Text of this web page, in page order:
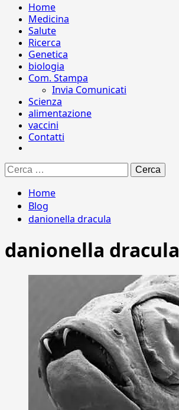
Home
Medicina
Salute
Ricerca
Genetica
biologia
Com. Stampa
Invia Comunicati
Scienza
alimentazione
vaccini
Contatti
Ricerca
per:
Home
Blog
danionella dracula
danionella dracula